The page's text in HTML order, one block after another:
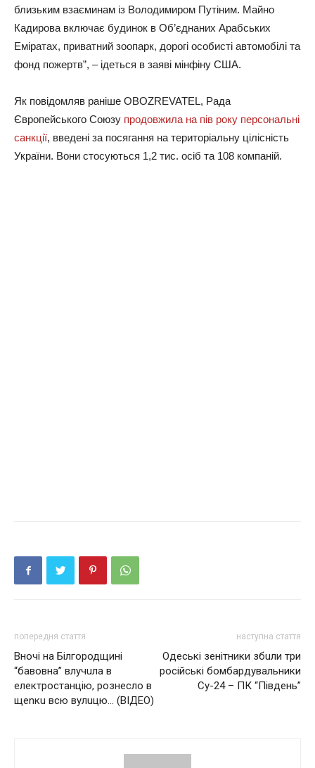
близьким взаєминам із Володимиром Путіним. Майно
Кадирова включає будинок в Об’єднаних Арабських
Еміратах, приватний зоопарк, дорогі особисті автомобілі та
фонд пожертв”, – ідеться в заяві мінфіну США.
Як повідомляв раніше OBOZREVATEL, Рада
Європейського Союзу продовжила на пів року персональні
санкції, введені за посягання на територіальну цілісність
України. Вони стосуються 1,2 тис. осіб та 108 компаній.
попередня стаття
Вночі на Білгородщині
“бавовна” влучuла в
електростанцію, рознесло в
щеnкu всю вулuцю… (ВІДЕО)
наступна стаття
Одеські зенітники збuли три
російські бомбардувальники
Су-24 – ПК “Південь”